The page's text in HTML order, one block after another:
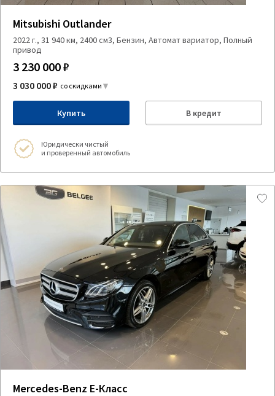
Mitsubishi Outlander
2022 г., 31 940 км, 2400 см3, Бензин, Автомат вариатор, Полный
привод
3 230 000 ₽
3 030 000 ₽ со скидками
Купить В кредит
Юридически чистый
и проверенный автомобиль
Mercedes-Benz E-Класс